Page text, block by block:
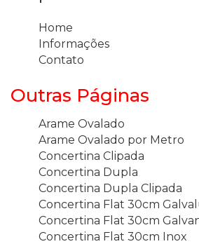
Home
Informações
Contato
Outras Páginas
Arame Ovalado
Arame Ovalado por Metro
Concertina Clipada
Concertina Dupla
Concertina Dupla Clipada
Concertina Flat 30cm
Concertina Flat 30cm
Concertina Flat 30cm Inox